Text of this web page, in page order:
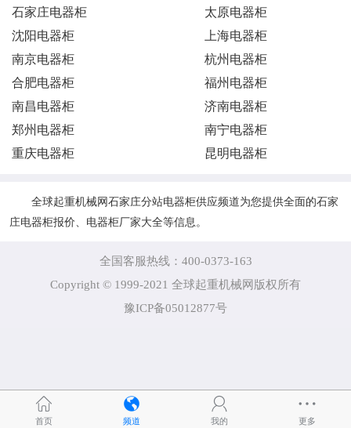
石家庄电器柜
太原电器柜
沈阳电器柜
上海电器柜
南京电器柜
杭州电器柜
合肥电器柜
福州电器柜
南昌电器柜
济南电器柜
郑州电器柜
南宁电器柜
重庆电器柜
昆明电器柜
全球起重机械网石家庄分站电器柜供应频道为您提供全面的石家
庄电器柜报价、电器柜厂家大全等信息。
全国客服热线：400-0373-163
Copyright © 1999-2021 全球起重机械网版权所有
豫ICP备05012877号
首页 频道 我的 更多